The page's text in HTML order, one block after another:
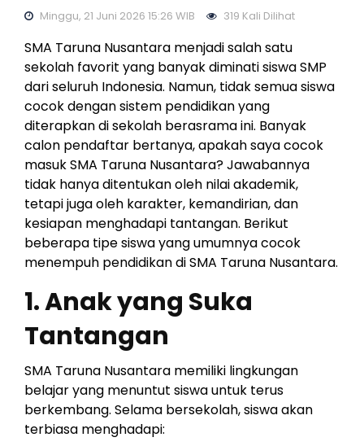
Minggu, 21 Juni 2026 15:26 WIB 319 Kali Dilihat
SMA Taruna Nusantara menjadi salah satu
sekolah favorit yang banyak diminati siswa SMP
dari seluruh Indonesia. Namun, tidak semua siswa
cocok dengan sistem pendidikan yang
diterapkan di sekolah berasrama ini. Banyak
calon pendaftar bertanya, apakah saya cocok
masuk SMA Taruna Nusantara? Jawabannya
tidak hanya ditentukan oleh nilai akademik,
tetapi juga oleh karakter, kemandirian, dan
kesiapan menghadapi tantangan. Berikut
beberapa tipe siswa yang umumnya cocok
menempuh pendidikan di SMA Taruna Nusantara.
1. Anak yang Suka
Tantangan
SMA Taruna Nusantara memiliki lingkungan
belajar yang menuntut siswa untuk terus
berkembang. Selama bersekolah, siswa akan
terbiasa menghadapi: